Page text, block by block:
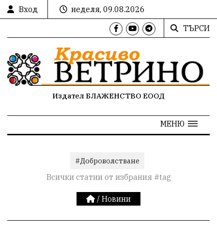
Вход
неделя, 09.08.2026
ТЪРСИ
Издател БЛАЖЕНСТВО ЕООД
МЕНЮ
#Доброволстване
Всички статии от избрания #tag
/ Новини